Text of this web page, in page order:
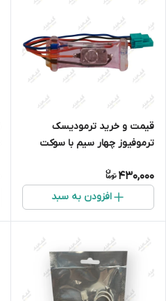
قیمت و خرید ترمودیسک
ترموفیوز چهار سیم با سوکت
N13-4 8115
430,000
افزودن به سبد